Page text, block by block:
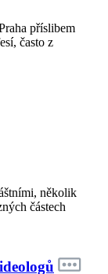
příslibem
často z
několik
částech